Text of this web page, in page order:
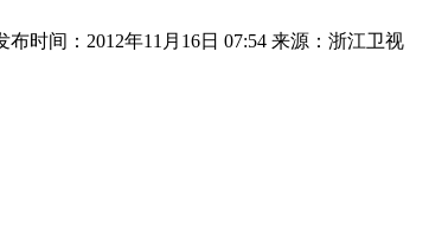
布时间：2012年11月16日 07:54 来源：浙江卫视